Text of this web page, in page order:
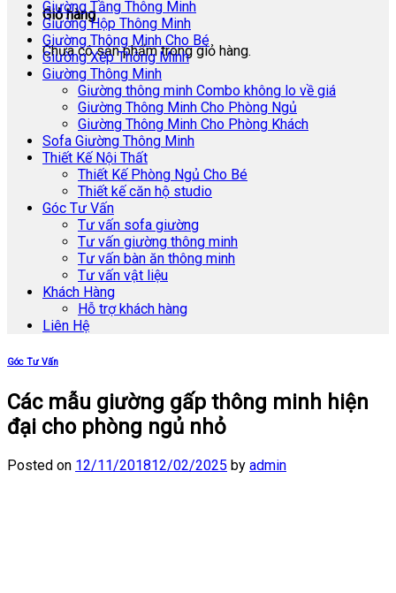
Giỏ hàng
Chưa có sản phẩm trong giỏ hàng.
Giường Tầng Thông Minh
Giường Hộp Thông Minh
Giường Thông Minh Cho Bé
Giường Xếp Thông Minh
Giường Thông Minh
Giường thông minh Combo không lo về giá
Giường Thông Minh Cho Phòng Ngủ
Giường Thông Minh Cho Phòng Khách
Sofa Giường Thông Minh
Thiết Kế Nội Thất
Thiết Kế Phòng Ngủ Cho Bé
Thiết kế căn hộ studio
Góc Tư Vấn
Tư vấn sofa giường
Tư vấn giường thông minh
Tư vấn bàn ăn thông minh
Tư vấn vật liệu
Khách Hàng
Hỗ trợ khách hàng
Liên Hệ
Góc Tư Vấn
Các mẫu giường gấp thông minh hiện
đại cho phòng ngủ nhỏ
Posted on 12/11/201812/02/2025 by admin